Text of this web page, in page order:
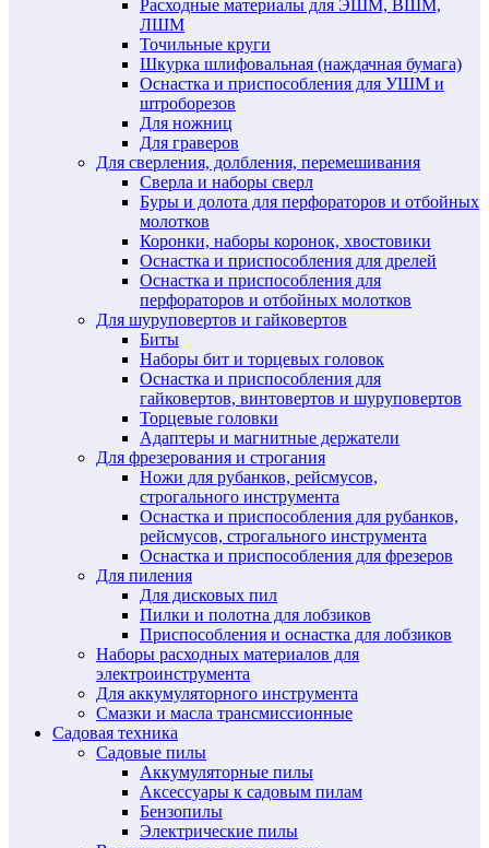
Расходные материалы для ЭШМ, ВШМ,
ЛШМ
Точильные круги
Шкурка шлифовальная (наждачная бумага)
Оснастка и приспособления для УШМ и
штроборезов
Для ножниц
Для граверов
Для сверления, долбления, перемешивания
Сверла и наборы сверл
Буры и долота для перфораторов и отбойных
молотков
Коронки, наборы коронок, хвостовики
Оснастка и приспособления для дрелей
Оснастка и приспособления для
перфораторов и отбойных молотков
Для шуруповертов и гайковертов
Биты
Наборы бит и торцевых головок
Оснастка и приспособления для
гайковертов, винтовертов и шуруповертов
Торцевые головки
Адаптеры и магнитные держатели
Для фрезерования и строгания
Ножи для рубанков, рейсмусов,
строгального инструмента
Оснастка и приспособления для рубанков,
рейсмусов, строгального инструмента
Оснастка и приспособления для фрезеров
Для пиления
Для дисковых пил
Пилки и полотна для лобзиков
Приспособления и оснастка для лобзиков
Наборы расходных материалов для
электроинструмента
Для аккумуляторного инструмента
Смазки и масла трансмиссионные
Садовая техника
Садовые пилы
Аккумуляторные пилы
Аксессуары к садовым пилам
Бензопилы
Электрические пилы